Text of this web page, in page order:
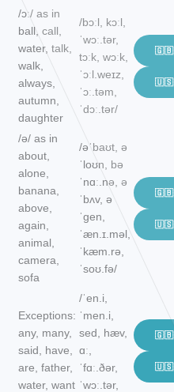
/ɔː/ as in
ball, call,
water, talk,
walk,
always,
autumn,
daughter
/bɔːl, kɔːl,
ˈwɔː.tər,
tɔːk, wɔːk,
ˈɔːl.weɪz,
ˈɔː.təm,
ˈdɔː.tər/
🇬🇧
🇺🇸
/ə/ as in
about,
alone,
banana,
above,
again,
animal,
camera,
sofa
/əˈbaʊt, ə
ˈloʊn, bə
ˈnɑː.nə, ə
ˈbʌv, ə
ˈɡen,
ˈæn.ɪ.məl,
ˈkæm.rə,
ˈsoʊ.fə/
🇬🇧
🇺🇸
Exceptions:
any, many,
said, have,
are, father,
water, want
/ˈen.i,
ˈmen.i,
sed, hæv,
ɑː,
ˈfɑː.ðər,
ˈwɔː.tər,
🇬🇧
🇺🇸